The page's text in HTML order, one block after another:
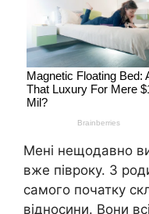
Мені нещодавно
вже півроку. З
самого початку
відносини. Вони